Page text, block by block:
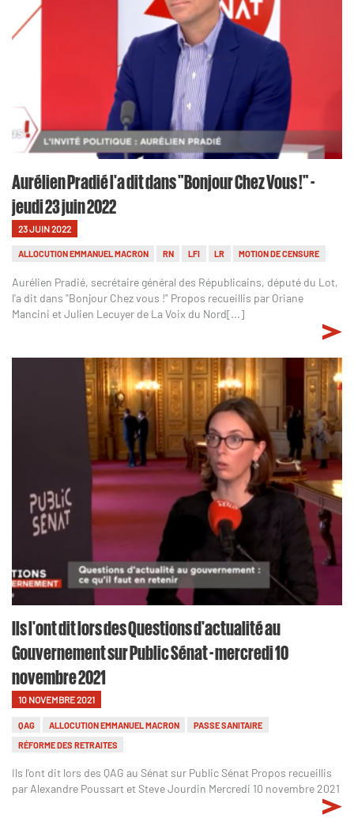
Aurélien Pradié l'a dit dans "Bonjour Chez Vous !" -
jeudi 23 juin 2022
23 JUIN 2022
ALLOCUTION EMMANUEL MACRON RN LFI LR MOTION DE CENSURE
Aurélien Pradié, secrétaire général des Républicains, député du Lot,
l'a dit dans "Bonjour Chez vous !" Propos recueillis par Oriane
Mancini et Julien Lecuyer de La Voix du Nord[...]
Ils l'ont dit lors des Questions d'actualité au
Gouvernement sur Public Sénat - mercredi 10
novembre 2021
10 NOVEMBRE 2021
QAG ALLOCUTION EMMANUEL MACRON
PASSE SANITAIRE
RÉFORME DES RETRAITES
Ils l'ont dit lors des QAG au Sénat sur Public Sénat Propos recueillis
par Alexandre Poussart et Steve Jourdin Mercredi 10 novembre 2021